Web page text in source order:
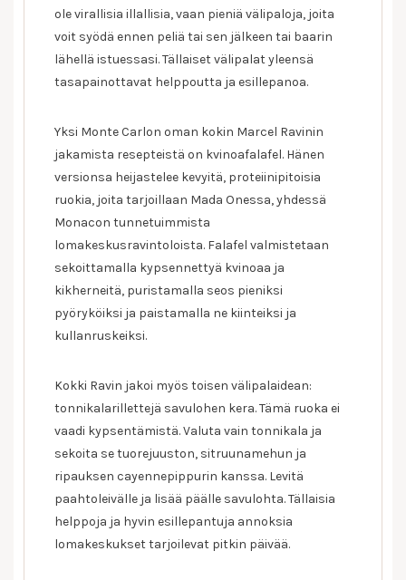
ole virallisia illallisia, vaan pieniä välipaloja, joita
voit syödä ennen peliä tai sen jälkeen tai baarin
lähellä istuessasi. Tällaiset välipalat yleensä
tasapainottavat helppoutta ja esillepanoa.
Yksi Monte Carlon oman kokin Marcel Ravinin
jakamista resepteistä on kvinoafalafel. Hänen
versionsa heijastelee kevyitä, proteiinipitoisia
ruokia, joita tarjoillaan Mada Onessa, yhdessä
Monacon tunnetuimmista
lomakeskusravintoloista. Falafel valmistetaan
sekoittamalla kypsennettyä kvinoaa ja
kikherneitä, puristamalla seos pieniksi
pyöryköiksi ja paistamalla ne kiinteiksi ja
kullanruskeiksi.
Kokki Ravin jakoi myös toisen välipalaidean:
tonnikalarillettejä savulohen kera. Tämä ruoka ei
vaadi kypsentämistä. Valuta vain tonnikala ja
sekoita se tuorejuuston, sitruunamehun ja
ripauksen cayennepippurin kanssa. Levitä
paahtoleivälle ja lisää päälle savulohta. Tällaisia ​​
helppoja ja hyvin esillepantuja annoksia
lomakeskukset tarjoilevat pitkin päivää.